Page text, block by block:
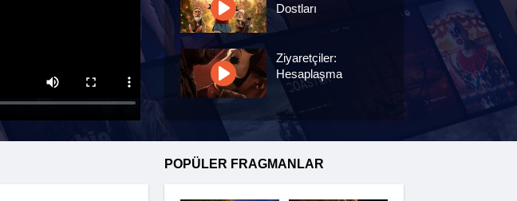
Dostları
Ziyaretçiler:
Hesaplaşma
Nasreddin Hoca:
Zaman Yolcusu 4
POPÜLER FRAGMANLAR